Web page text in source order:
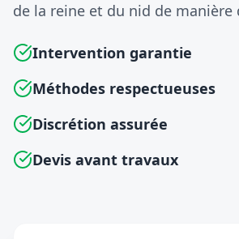
de la reine et du nid de manière
Intervention garantie
Méthodes respectueuses
Discrétion assurée
Devis avant travaux